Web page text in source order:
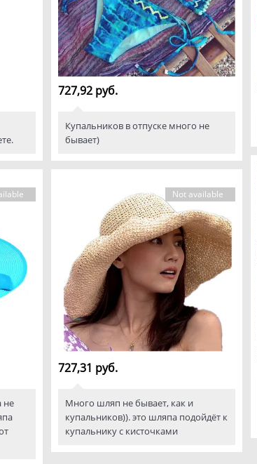
727,92 руб.
Купальников в отпуске много не
бывает)
не
Not available
727,31 руб.
Много шляп не бывает, как и
купальников)). это шляпа подойдёт к
купальнику с кисточками